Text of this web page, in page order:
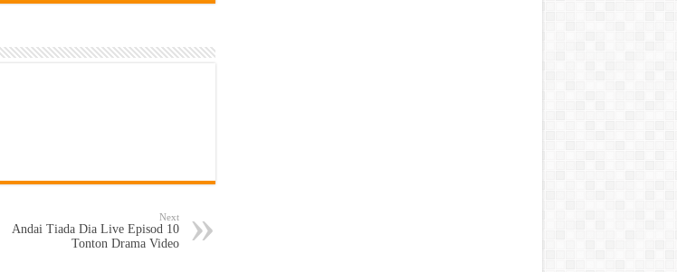
Next
Andai Tiada Dia Live Episod 10
Tonton Drama Video